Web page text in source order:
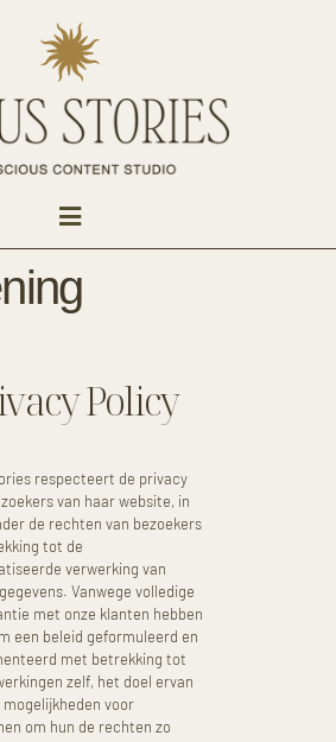
Policy
respecteert de privacy
van haar website, in
de rechten van bezoekers
tot de
verwerking van
Vanwege volledige
met onze klanten hebben
een beleid geformuleerd en
met betrekking tot
zelf, het doel ervan
mogelijkheden voor
om hun de rechten zo